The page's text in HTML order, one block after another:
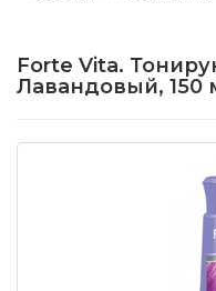
Forte Vita.
Лавандовый, 150